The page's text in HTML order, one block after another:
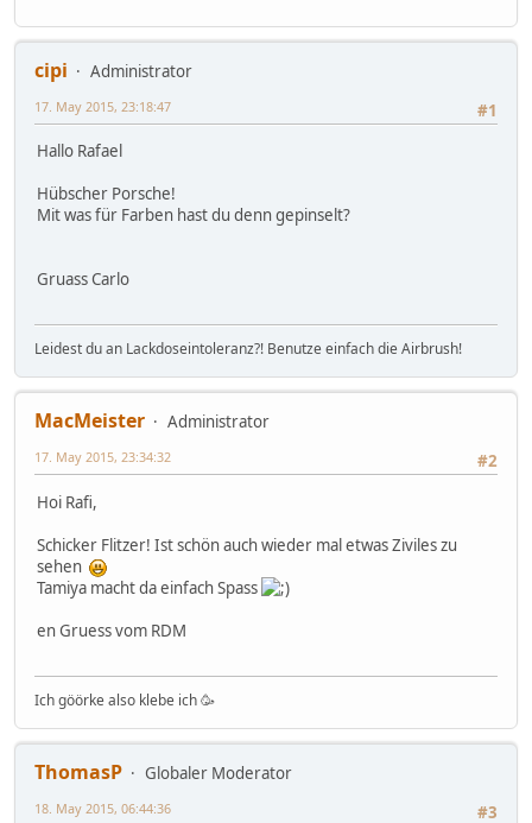
cipi
Administrator
#1
17. May 2015, 23:18:47
Hallo Rafael
Hübscher Porsche!
Mit was für Farben hast du denn gepinselt?
Gruass Carlo
Leidest du an Lackdoseintoleranz?! Benutze einfach die Airbrush!
MacMeister
Administrator
#2
17. May 2015, 23:34:32
Hoi Rafi,
Schicker Flitzer! Ist schön auch wieder mal etwas Ziviles zu
sehen
Tamiya macht da einfach Spass
en Gruess vom RDM
Ich göörke also klebe ich 🥳
ThomasP
Globaler Moderator
#3
18. May 2015, 06:44:36